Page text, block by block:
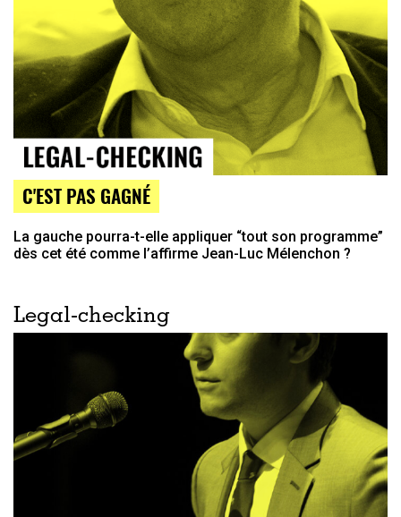
C'EST PAS GAGNÉ
La gauche pourra-t-elle appliquer “tout son programme”
dès cet été comme l’affirme Jean-Luc Mélenchon ?
Legal-checking